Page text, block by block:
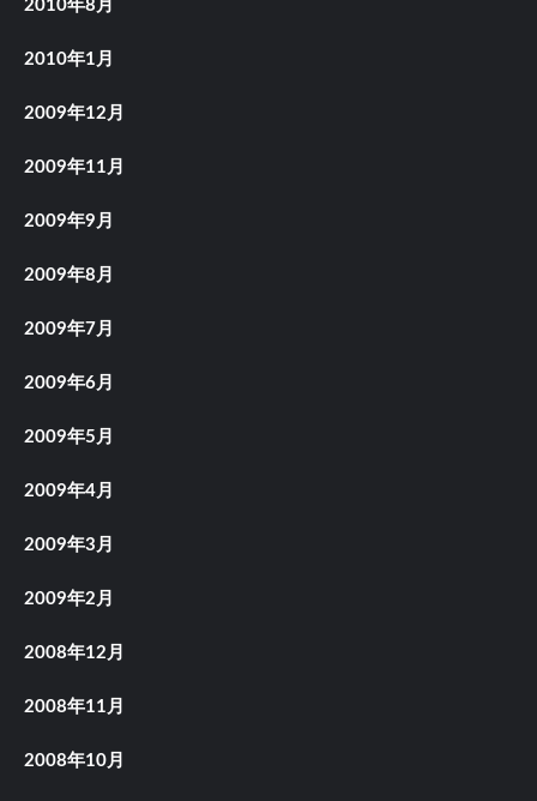
2010年8月
2010年1月
2009年12月
2009年11月
2009年9月
2009年8月
2009年7月
2009年6月
2009年5月
2009年4月
2009年3月
2009年2月
2008年12月
2008年11月
2008年10月